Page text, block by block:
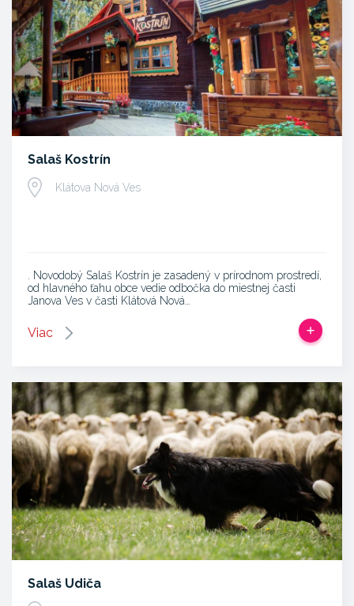
Salaš Kostrín
Klátova Nová Ves
. Novodobý Salaš Kostrín je zasadený v prírodnom prostredí,
od hlavného ťahu obce vedie odbočka do miestnej časti
Janova Ves v časti Klátová Nová…
Viac
Salaš Udiča